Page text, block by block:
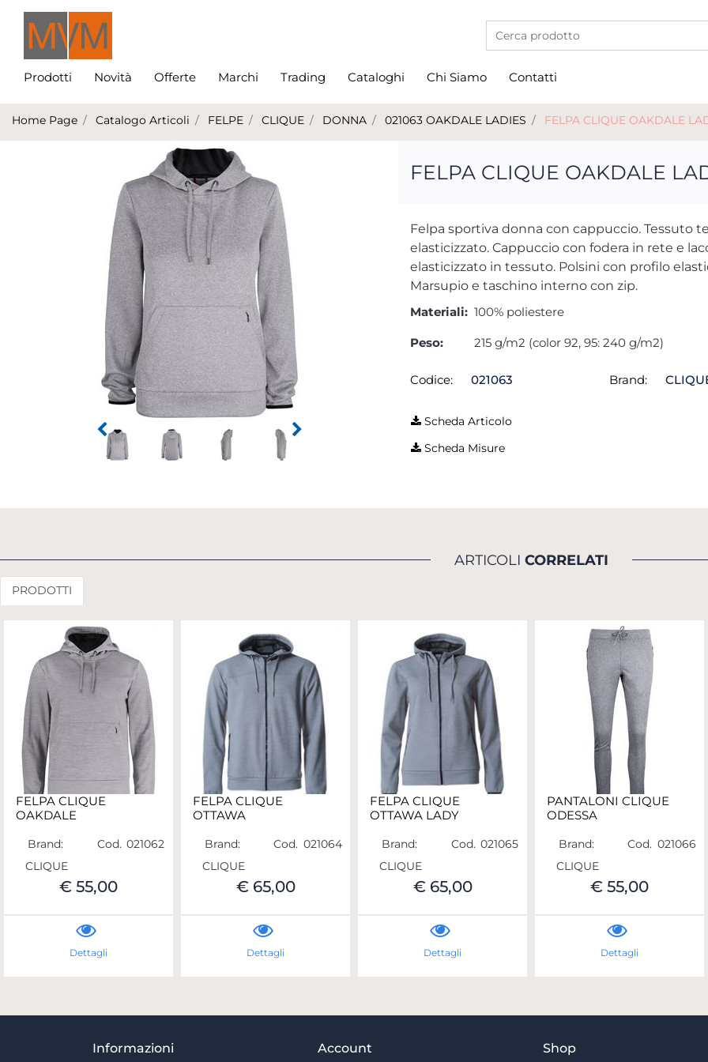
La modifica di un filtro aggiorna
Prodotti Novità Offerte Marchi Trading Cataloghi Chi Siamo Contatti
Home Page Catalogo Articoli FELPE CLIQUE DONNA 021063 OAKDALE LADIES FELPA CLIQUE OAKDALE
FELPA CLIQUE OAKDALE
Felpa sportiva donna con cappuccio. Tessuto
elasticizzato. Cappuccio con fodera in rete e
elasticizzato in tessuto. Polsini con profilo
Marsupio e taschino interno con zip.
Materiali: 100% poliestere
Peso: 215 g/m2 (color 92, 95: 240 g/m2)
Codice: 021063
Scheda Articolo
Scheda Misure
Brand:
ARTICOLI CORRELATI
PRODOTTI
FELPA CLIQUE
OAKDALE
Brand:
CLIQUE
Cod. 021062
€ 55,00
Dettagli
FELPA CLIQUE
OTTAWA
Brand:
CLIQUE
Cod. 021064
€ 65,00
Dettagli
FELPA CLIQUE
OTTAWA LADY
Brand:
CLIQUE
Cod. 021065
€ 65,00
Dettagli
PANTALONI CLIQUE
ODESSA
Brand:
CLIQUE
Cod. 021066
€ 55,00
Dettagli
Informazioni Account Shop